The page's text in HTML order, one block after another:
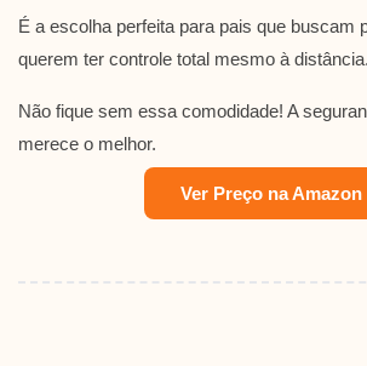
É a escolha perfeita para pais que buscam
querem ter controle total mesmo à distância.
Não fique sem essa comodidade! A
merece o melhor.
Ver Preço na Amazon